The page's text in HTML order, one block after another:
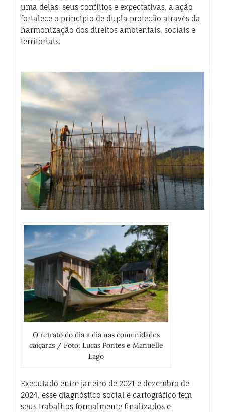
uma delas, seus conflitos e expectativas, a ação
fortalece o princípio de dupla proteção através da
harmonização dos direitos ambientais, sociais e
territoriais.
O retrato do dia a dia nas comunidades
caiçaras / Foto: Lucas Pontes e Manuelle
Lago
Executado entre janeiro de 2021 e dezembro de
2024, esse diagnóstico social e cartográfico tem
seus trabalhos formalmente finalizados e